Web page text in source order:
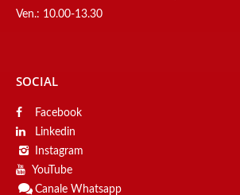
Ven.: 10.00-13.30
SOCIAL
Facebook
Linkedin
Instagram
YouTube
Canale Whatsapp